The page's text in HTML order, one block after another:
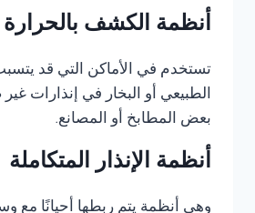
أنظمة الكشف بالحرارة
تستخدم في الأماكن التي قد
الطبيعي أو البخار في إنذارات
بعض المطابخ أو المصانع.
أنظمة الإنذار المتكاملة
وهي أنظمة يتم ربطها أحيانًا مع